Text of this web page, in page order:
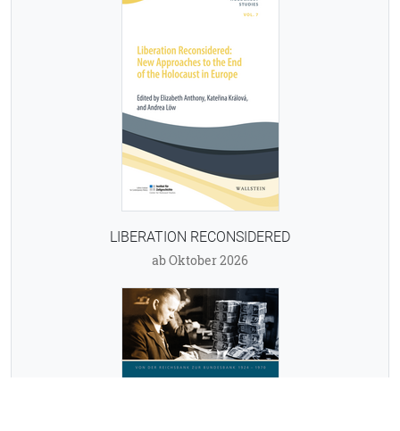
LIBERATION RECONSIDERED
ab Oktober 2026